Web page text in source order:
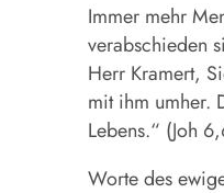
Immer mehr
verabschieden
Herr Kramert,
mit ihm umher.
Lebens.“ (Joh
Worte des